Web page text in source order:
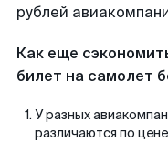
рублей
Как еще
билет на самолет
У разных
различаются по